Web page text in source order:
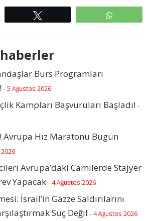
Burs Programları
- 5 Ağustos 2026
Kampları Başvuruları Başladı! -
Hız Maratonu Bugün
Avrupa’daki Camilerde Stajyer
Yapacak - 4 Ağustos 2026
İsrail’in Gazze Saldırılarını
Suç Değil - 4 Ağustos 2026